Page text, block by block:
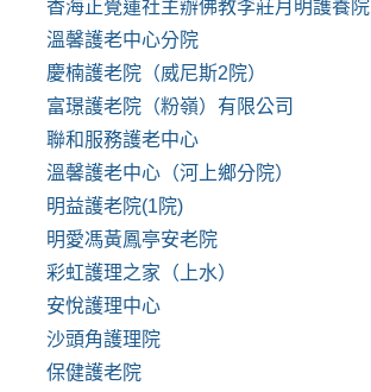
香海正覺蓮社主辦佛教李莊月明護養院
溫馨護老中心分院
慶楠護老院（威尼斯2院）
富璟護老院（粉嶺）有限公司
聯和服務護老中心
溫馨護老中心（河上鄉分院）
明益護老院(1院)
明愛馮黃鳳亭安老院
彩虹護理之家（上水）
安悅護理中心
沙頭角護理院
保健護老院